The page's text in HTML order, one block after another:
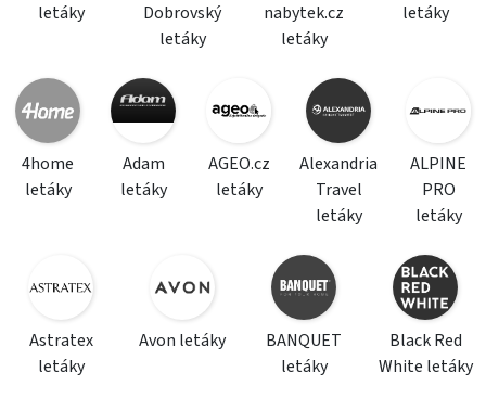
letáky
Dobrovský
letáky
nabytek.cz
letáky
letáky
4home
letáky
Adam
letáky
AGEO.cz
letáky
Alexandria
Travel
letáky
ALPINE
PRO
letáky
Astratex
letáky
Avon letáky
BANQUET
letáky
Black Red
White letáky